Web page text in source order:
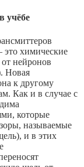
учёбе
химические
нейронов
Новая
к другому
Как и в случае с
которые
называемые
и в этих